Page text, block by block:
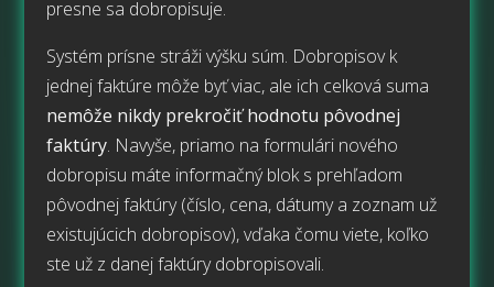
presne sa dobropisuje.
Systém prísne stráži výšku súm. Dobropisov k
jednej faktúre môže byť viac, ale ich celková suma
nemôže nikdy prekročiť hodnotu pôvodnej
faktúry. Navyše, priamo na formulári nového
dobropisu máte informačný blok s prehľadom
pôvodnej faktúry (číslo, cena, dátumy a zoznam už
existujúcich dobropisov), vďaka čomu viete, koľko
ste už z danej faktúry dobropisovali.